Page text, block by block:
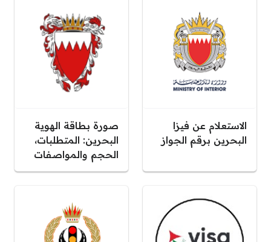
الاستعلام عن فيزا
البحرين برقم الجواز
صورة بطاقة الهوية
البحرين: المتطلبات،
الحجم والمواصفات